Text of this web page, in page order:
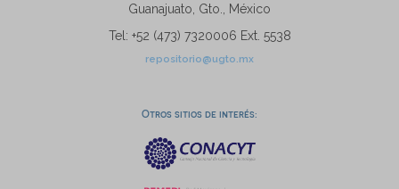
Guanajuato, Gto., México
Tel: +52 (473) 7320006 Ext. 5538
repositorio@ugto.mx
Otros sitios de interés: